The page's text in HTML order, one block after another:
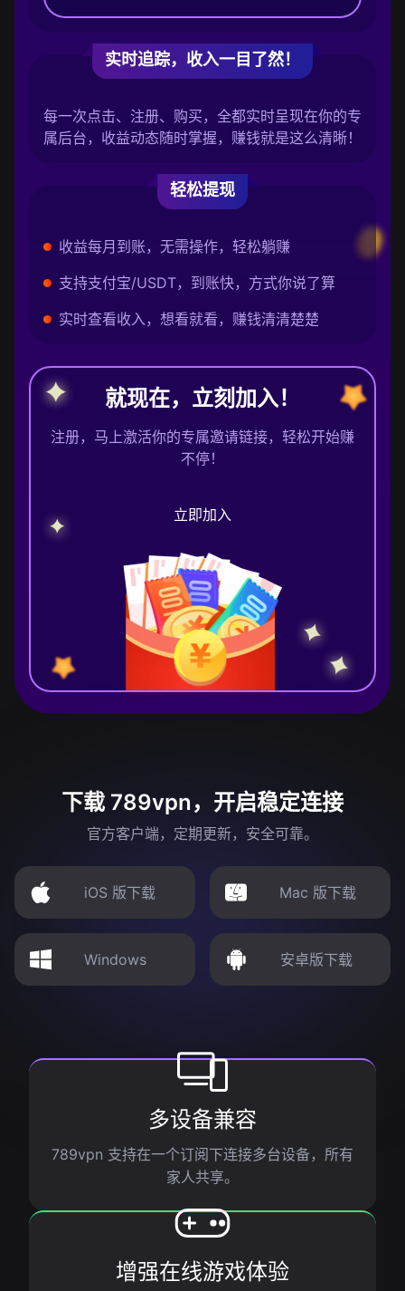
实时追踪，收入一目了然！
每一次点击、注册、购买，全都实时呈现在你的专
属后台，收益动态随时掌握，赚钱就是这么清晰！
轻松提现
收益每月到账，无需操作，轻松躺赚
支持支付宝/USDT，到账快，方式你说了算
实时查看收入，想看就看，赚钱清清楚楚
就现在，立刻加入！
注册，马上激活你的专属邀请链接，轻松开始赚
不停！
立即加入
下载 789vpn，开启稳定连接
官方客户端，定期更新，安全可靠。
iOS 版下载 Mac 版下载
Windows 安卓版下载
多设备兼容
789vpn 支持在一个订阅下连接多台设备，所有
家人共享。
增强在线游戏体验